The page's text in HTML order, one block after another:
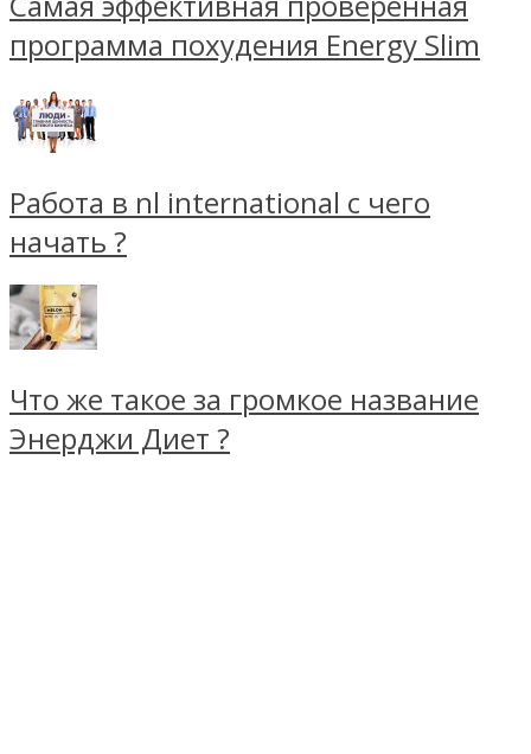
программа похудения Energy Slim
Работа в nl international с чего
начать ?
Что же такое за громкое название
Энерджи Диет ?